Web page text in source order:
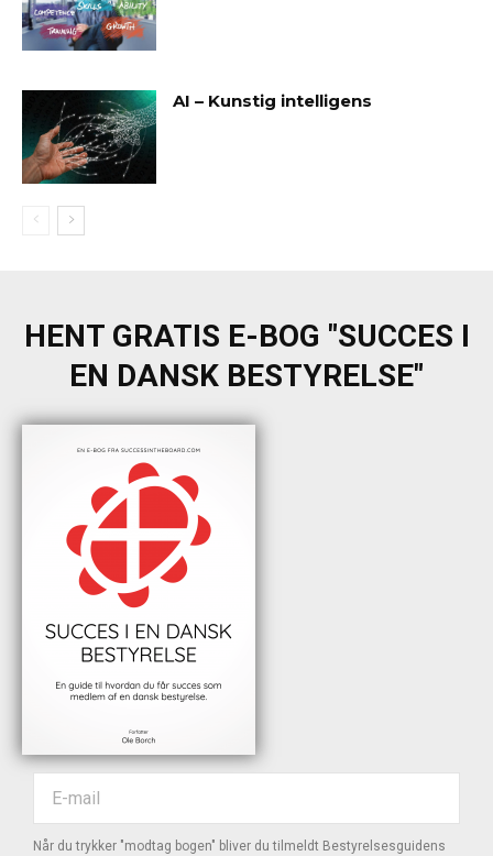
AI – Kunstig intelligens
HENT GRATIS E-BOG "SUCCES I
EN DANSK BESTYRELSE"
Når du trykker "modtag bogen" bliver du tilmeldt Bestyrelsesguidens